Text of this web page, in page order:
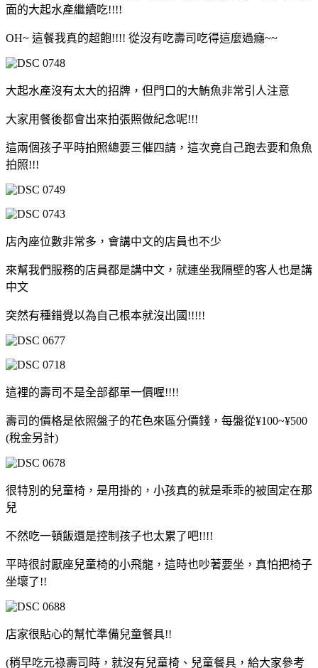
面的大起水產繼續吃!!!!
OH~ 這餐我真的超飽!!!! 從沒有吃壽司吃得這麼過癮~~
大起水產沒有太大的招牌，但門口的大鮪魚非常引人注意
大家用餐後都會出來拍張照做紀念呢!!!
這兩個孩子平時拍照總要三催四請，這次竟自己跑去要和魚魚
拍照!!!
店內座位數非常多，會講中文的店員也不少
來幫我們服務的店員都是講中文，就連坐我隔壁的客人也是講
中文
突然有種錯覺以為自己根本就沒出國!!!!!
這裡的壽司不是全部都單一價喔!!!!
壽司的價格是依照盤子的花色來區分價錢，每盤從¥100~¥500
(稅金另計)
很特別的兒童椅，是用掛的，小孩真的就是乖乖的被固定在那
兒
不然吃一頓飯還是控制孩子也太累了吧!!!!
平時很討厭座兒童椅的小飛龍，這時也吵著要坐，真怕把椅子
坐壞了!!
店家很貼心的幫忙準備兒童餐具!!
(稍早吃元祿壽司時，就沒有兒童椅、兒童餐具，給大家參考